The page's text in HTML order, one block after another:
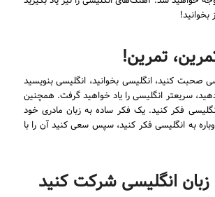
بخوانید!
صحبت کنید، انگلیسی بخوانید، انگلیسی بنویسید
سریعتر انگلیسی را یاد خواهید گرفت. همچنین
فکر کنید. یک فکر ساده به زبان مادری خود
به انگلیسی فکر کنید، سپس سعی کنید آن را با